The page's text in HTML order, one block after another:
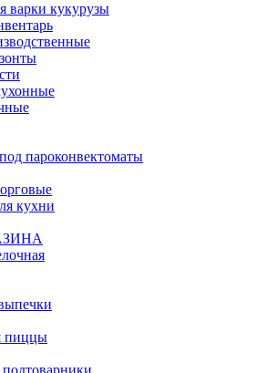
варки кукурузы
пароконвектоматы
кухни
пиццы